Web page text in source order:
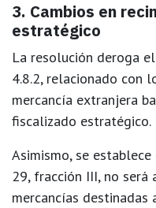
3. Cambios en
estratégico
La resolución deroga
4.8.2, relacionado con
mercancía extranjera
fiscalizado estratégico.
Asimismo, se
29, fracción III, no será
mercancías